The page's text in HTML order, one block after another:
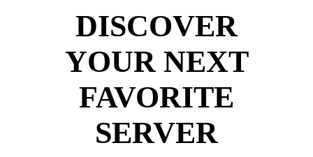
DISCOVER
YOUR NEXT
FAVORITE
SERVER